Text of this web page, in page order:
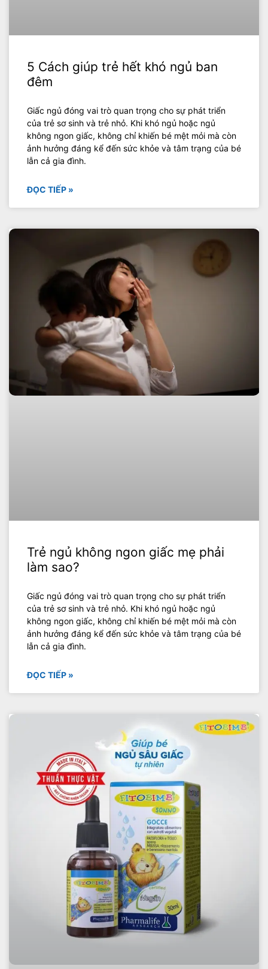
5 Cách giúp trẻ hết khó ngủ ban
đêm
Giấc ngủ đóng vai trò quan trọng cho sự phát triển
của trẻ sơ sinh và trẻ nhỏ. Khi khó ngủ hoặc ngủ
không ngon giấc, không chỉ khiến bé mệt mỏi mà còn
ảnh hưởng đáng kể đến sức khỏe và tâm trạng của bé
lẫn cả gia đình.
ĐỌC TIẾP »
Trẻ ngủ không ngon giấc mẹ phải
làm sao?
Giấc ngủ đóng vai trò quan trọng cho sự phát triển
của trẻ sơ sinh và trẻ nhỏ. Khi khó ngủ hoặc ngủ
không ngon giấc, không chỉ khiến bé mệt mỏi mà còn
ảnh hưởng đáng kể đến sức khỏe và tâm trạng của bé
lẫn cả gia đình.
ĐỌC TIẾP »